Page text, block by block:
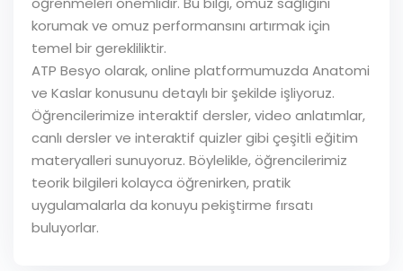
korumak ve omuz performansını artırmak için
temel bir gerekliliktir.
ATP Besyo olarak, online platformumuzda Anatomi
ve Kaslar konusunu detaylı bir şekilde işliyoruz.
Öğrencilerimize interaktif dersler, video anlatımlar,
canlı dersler ve interaktif quizler gibi çeşitli eğitim
materyalleri sunuyoruz. Böylelikle, öğrencilerimiz
teorik bilgileri kolayca öğrenirken, pratik
uygulamalarla da konuyu pekiştirme fırsatı
buluyorlar.